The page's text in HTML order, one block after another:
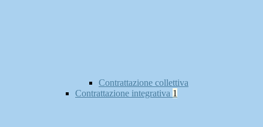
Contrattazione collettiva
Contrattazione integrativa 1